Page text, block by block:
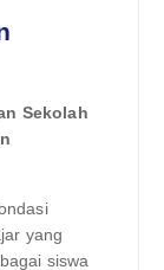
Sekolah
yang
siswa